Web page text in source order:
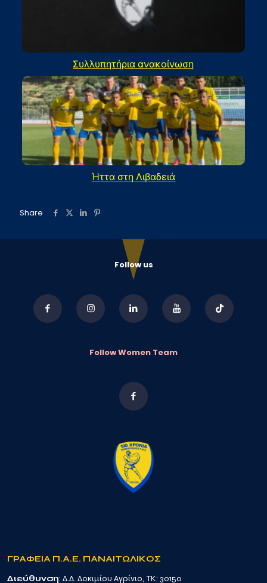
Συλλυπητήρια ανακοίνωση
Ήττα στη Λιβαδειά
Share
Follow us
Follow Women Team
ΓΡΑΦΕΙΑ Π.Α.Ε. ΠΑΝΑΙΤΩΛΙΚΟΣ
Διεύθυνση: Δ.Δ. Δοκιμίου Αγρίνιο, TK: 30150